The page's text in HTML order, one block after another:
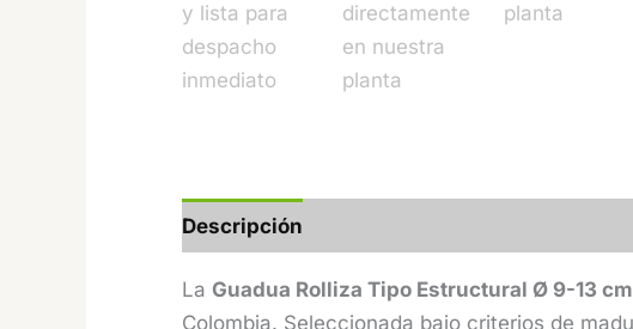
Descripción
La Guadua Rolliza Tipo Estructural Ø 9-13 cm
Colombia. Seleccionada bajo criterios de